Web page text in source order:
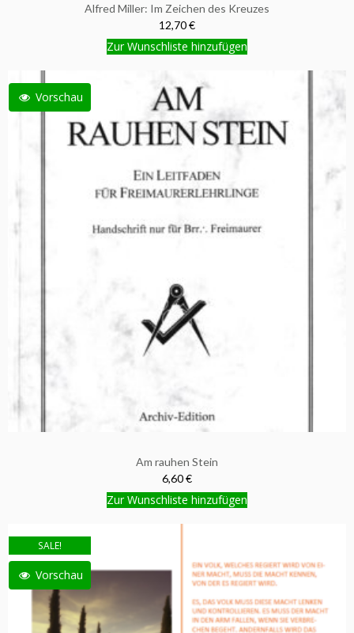
Alfred Miller: Im Zeichen des Kreuzes
12,70 €
Zur Wunschliste hinzufügen
Vorschau
Am rauhen Stein
6,60 €
Zur Wunschliste hinzufügen
SALE!
Vorschau